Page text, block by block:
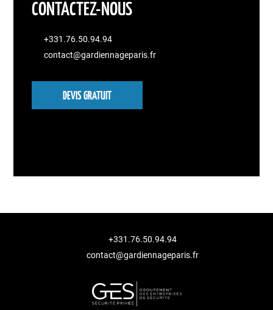
CONTACTEZ-NOUS
+331.76.50.94.94
contact@gardiennageparis.fr
DEVIS GRATUIT
+331.76.50.94.94
contact@gardiennageparis.fr